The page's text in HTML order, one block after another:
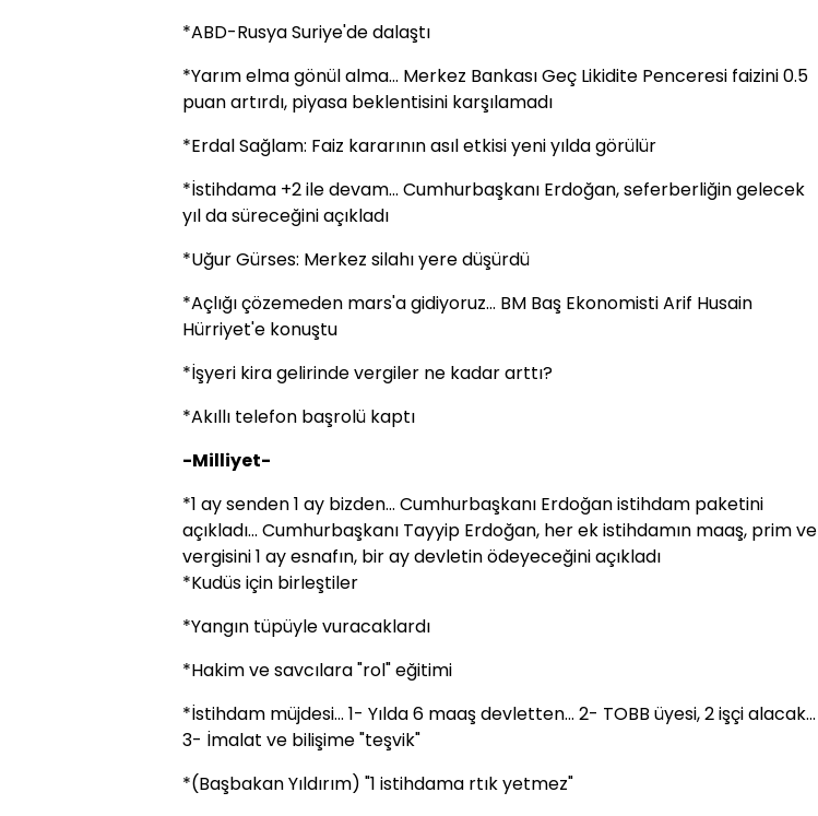
*ABD-Rusya Suriye'de dalaştı
*Yarım elma gönül alma... Merkez Bankası Geç Likidite Penceresi faizini 0.5
puan artırdı, piyasa beklentisini karşılamadı
*Erdal Sağlam: Faiz kararının asıl etkisi yeni yılda görülür
*İstihdama +2 ile devam... Cumhurbaşkanı Erdoğan, seferberliğin gelecek
yıl da süreceğini açıkladı
*Uğur Gürses: Merkez silahı yere düşürdü
*Açlığı çözemeden mars'a gidiyoruz... BM Baş Ekonomisti Arif Husain
Hürriyet'e konuştu
*İşyeri kira gelirinde vergiler ne kadar arttı?
*Akıllı telefon başrolü kaptı
-Milliyet-
*1 ay senden 1 ay bizden... Cumhurbaşkanı Erdoğan istihdam paketini
açıkladı... Cumhurbaşkanı Tayyip Erdoğan, her ek istihdamın maaş, prim ve
vergisini 1 ay esnafın, bir ay devletin ödeyeceğini açıkladı
*Kudüs için birleştiler
*Yangın tüpüyle vuracaklardı
*Hakim ve savcılara "rol" eğitimi
*İstihdam müjdesi... 1- Yılda 6 maaş devletten... 2- TOBB üyesi, 2 işçi alacak...
3- İmalat ve bilişime "teşvik"
*(Başbakan Yıldırım) "1 istihdama rtık yetmez"